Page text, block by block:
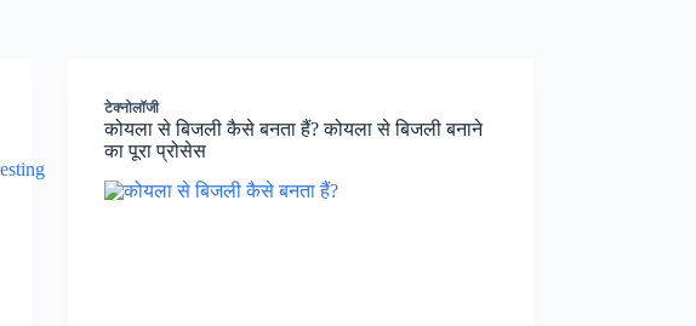
टेक्नोलॉजी
कोयला से बिजली कैसे बनता हैं? कोयला से बिजली बनाने
का पूरा प्रोसेस